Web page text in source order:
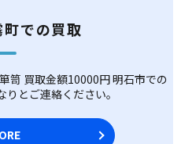
での買取
笥 買取金額10000円 明石市での
とご連絡ください。